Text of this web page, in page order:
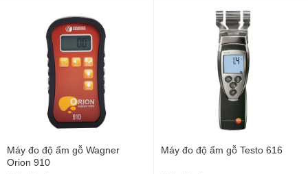
Máy đo độ ẩm gỗ Wagner
Orion 910
Máy đo độ ẩm gỗ Testo 616